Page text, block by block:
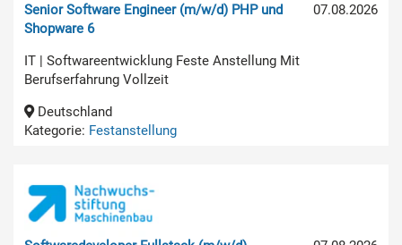
07.08.2026
Senior Software Engineer (m/w/d) PHP und
Shopware 6
IT | Softwareentwicklung Feste Anstellung Mit
Berufserfahrung Vollzeit
Deutschland
Kategorie: Festanstellung